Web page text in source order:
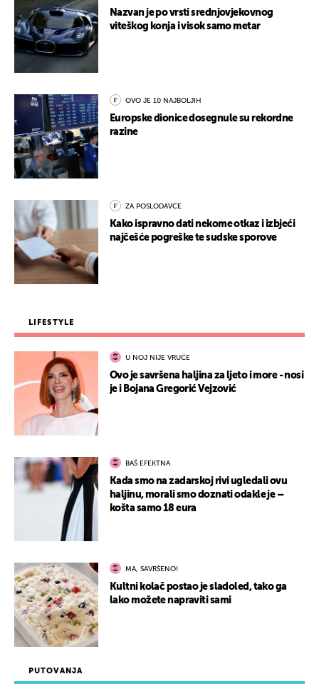
PUTOVANJA
Nazvan je po vrsti srednjovjekovnog
viteškog konja i visok samo metar
OVO JE 10 NAJBOLJIH
Europske dionice dosegnule su rekordne
razine
ZA POSLODAVCE
Kako ispravno dati nekome otkaz i izbjeći
najčešće pogreške te sudske sporove
LIFESTYLE
U NOJ NIJE VRUĆE
Ovo je savršena haljina za ljeto i more - nosi
je i Bojana Gregorić Vejzović
BAŠ EFEKTNA
Kada smo na zadarskoj rivi ugledali ovu
haljinu, morali smo doznati odakle je –
košta samo 18 eura
MA, SAVRŠENO!
Kultni kolač postao je sladoled, tako ga
lako možete napraviti sami